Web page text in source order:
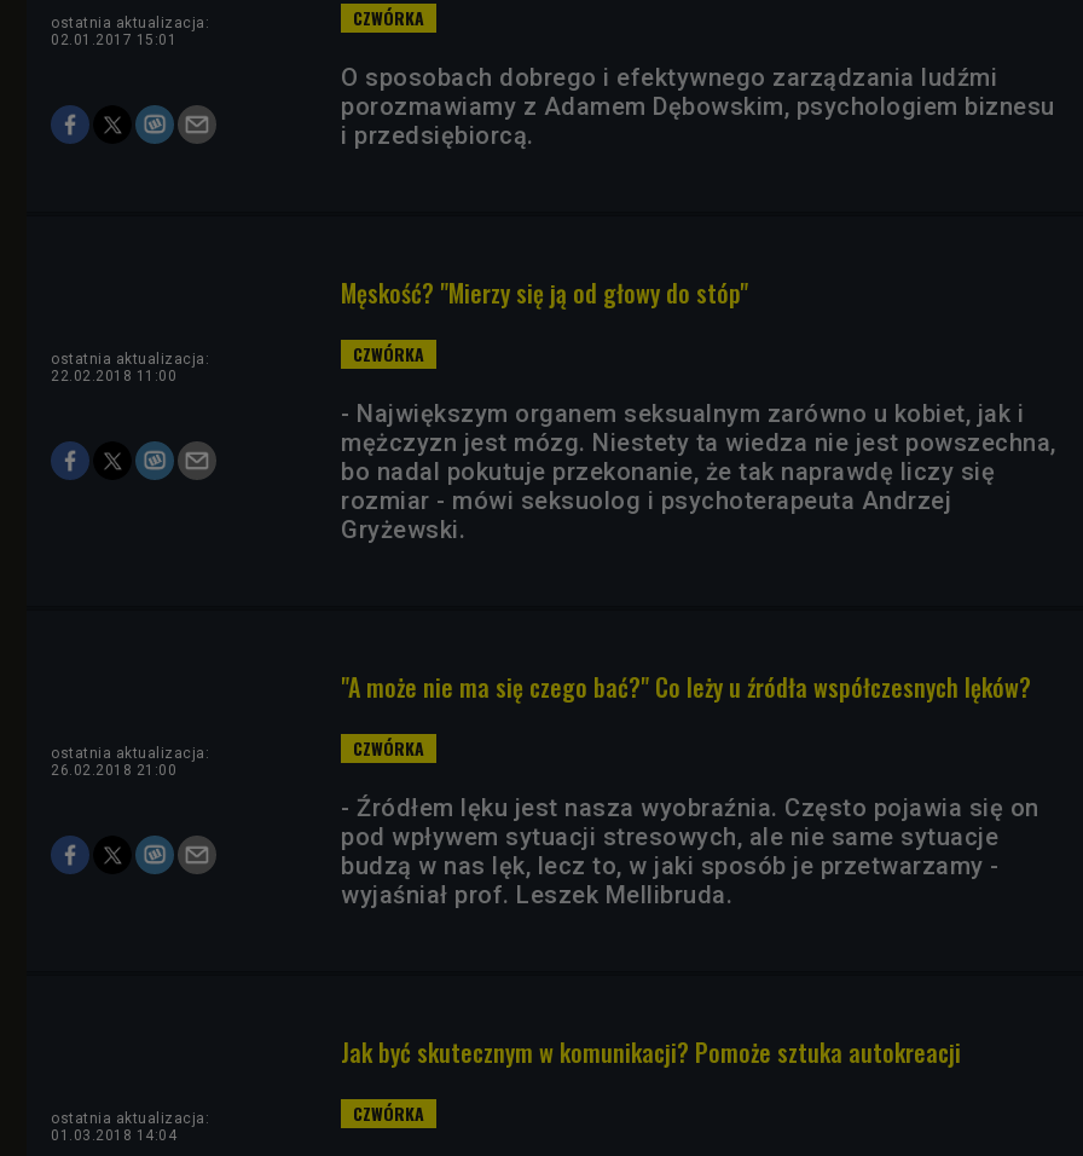
ostatnia aktualizacja:
02.01.2017 15:01
O sposobach dobrego i efektywnego zarządzania ludźmi
porozmawiamy z Adamem Dębowskim, psychologiem biznesu
i przedsiębiorcą.
Męskość? "Mierzy się ją od głowy do stóp"
ostatnia aktualizacja:
22.02.2018 11:00
- Największym organem seksualnym zarówno u kobiet, jak i
mężczyzn jest mózg. Niestety ta wiedza nie jest powszechna,
bo nadal pokutuje przekonanie, że tak naprawdę liczy się
rozmiar - mówi seksuolog i psychoterapeuta Andrzej
Gryżewski.
"A może nie ma się czego bać?" Co leży u źródła współczesnych lęków?
ostatnia aktualizacja:
26.02.2018 21:00
- Źródłem lęku jest nasza wyobraźnia. Często pojawia się on
pod wpływem sytuacji stresowych, ale nie same sytuacje
budzą w nas lęk, lecz to, w jaki sposób je przetwarzamy -
wyjaśniał prof. Leszek Mellibruda.
Jak być skutecznym w komunikacji? Pomoże sztuka autokreacji
ostatnia aktualizacja:
01.03.2018 14:04